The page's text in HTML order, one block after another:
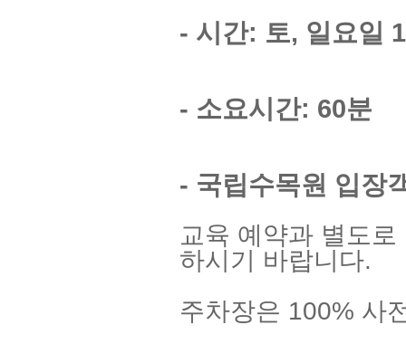
- 시간: 토, 일요일
- 소요시간: 60분
- 국립수목원 입장
교육 예약과 별도
하시기 바랍니다.
주차장은 100% 사